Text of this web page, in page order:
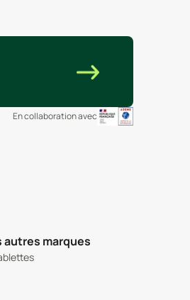
En collaboration avec
autres marques